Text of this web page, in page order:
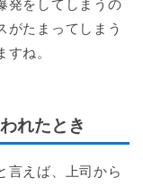
発をしてしまうの
がたまってしまう
ね。
れたとき
言えば、上司から